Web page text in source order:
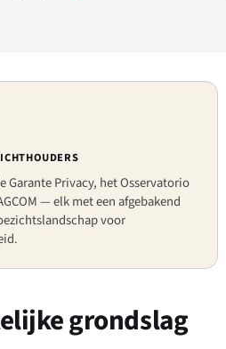
Garante Privacy, het Osservatorio
— elk met een afgebakend
voor
grondslag